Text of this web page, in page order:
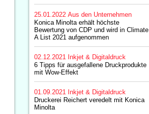
25.01.2022 Aus den Unternehmen
Konica Minolta erhält höchste
Bewertung von CDP und wird in Climate
A List 2021 aufgenommen
02.12.2021
Inkjet & Digitaldruck
6 Tipps für ausgefallene Druckprodukte
mit Wow-Effekt
01.09.2021
Inkjet & Digitaldruck
Druckerei Reichert veredelt mit Konica
Minolta